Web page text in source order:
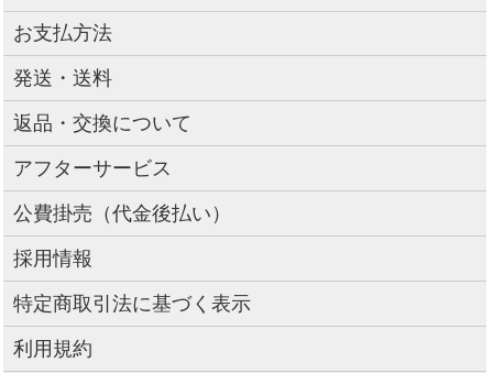
お支払方法
発送・送料
返品・交換について
アフターサービス
公費掛売（代金後払い）
採用情報
特定商取引法に基づく表示
利用規約